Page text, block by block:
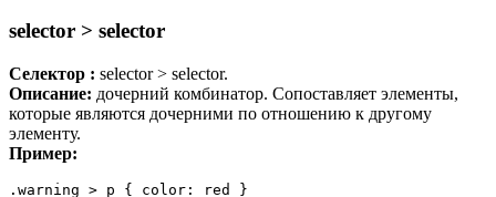
selector > selector
Селектор : selector > selector.
Описание: дочерний комбинатор. Сопоставляет элементы,
которые являются дочерними по отношению к другому
элементу.
Пример:
.warning > p { color: red }